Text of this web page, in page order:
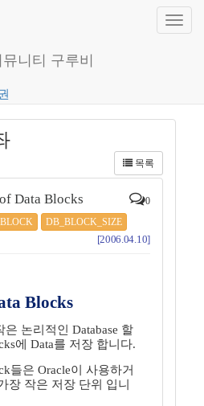
니티 구루비
목록
Data Blocks 0
BLOCK DB_BLOCK_SIZE
[2006.04.10]
Blocks
은 논리적인 Database 할
에 Data를 저장 합니다.
들은 Oracle이 사용하거
장 작은 저장 단위 입니